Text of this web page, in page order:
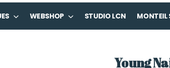
WEBSHOP STUDIO LCN MONTEIL
Young